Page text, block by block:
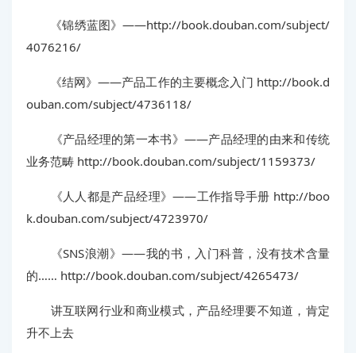
《锦绣蓝图》——http://book.douban.com/subject/
4076216/
《结网》——产品工作的主要概念入门 http://book.d
ouban.com/subject/4736118/
《产品经理的第一本书》——产品经理的由来和传统
业务范畴 http://book.douban.com/subject/1159373/
《人人都是产品经理》——工作指导手册 http://boo
k.douban.com/subject/4723970/
《SNS浪潮》——我的书，入门科普，没有技术含量
的…… http://book.douban.com/subject/4265473/
讲互联网行业和商业模式，产品经理要不知道，肯定
升不上去